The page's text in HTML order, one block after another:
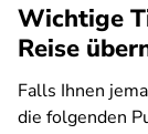
Wichtige
Reise
Falls Ihnen
die folgenden